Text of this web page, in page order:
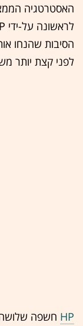
האסטרטגיה
הסיבות שהנחו
לפני קצת יותר משנה ב-1.2
HP חשפה שלושה